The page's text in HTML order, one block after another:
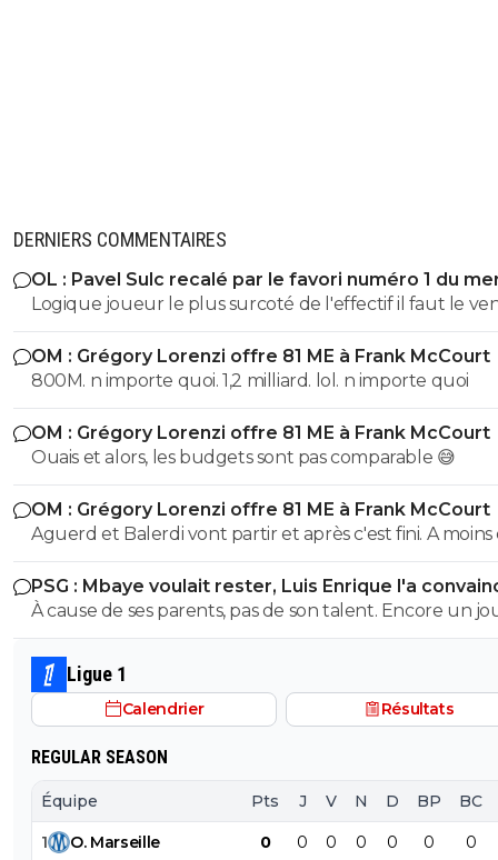
DERNIERS COMMENTAIRES
OL : Pavel Sulc recalé par le favori numéro 1 du
Logique joueur le plus surcoté de l'effectif il faut le
absolument il vaudra plus rien l'année prochaine
OM : Grégory Lorenzi offre 81 ME à Frank McCourt
800M. n importe quoi. 1,2 milliard. lol. n importe quoi
OM : Grégory Lorenzi offre 81 ME à Frank McCourt
Ouais et alors, les budgets sont pas comparable 😅
OM : Grégory Lorenzi offre 81 ME à Frank McCourt
Aguerd et Balerdi vont partir et après c'est fini. A moins d'une
offre irrefusable. Avec ça on va arriver a a peu près a
avec les salaires économisés
PSG : Mbaye voulait rester, Luis Enrique l'a
À cause de ses parents, pas de son talent. Encore un
avec entourage nocif.
Ligue 1
Calendrier Résultats
REGULAR SEASON
Équipe Pts J V N D BP BC
1 O. Marseille 0 0 0 0 0 0 0